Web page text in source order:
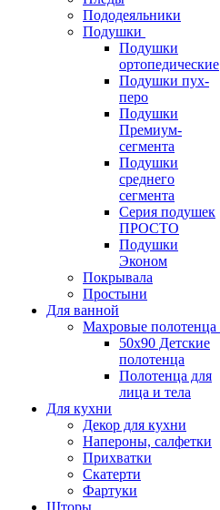
Пододеяльники
Подушки
Подушки
ортопедические
Подушки пух-
перо
Подушки
Премиум-
сегмента
Подушки
среднего
сегмента
Серия подушек
ПРОСТО
Подушки
Эконом
Покрывала
Простыни
Для ванной
Махровые полотенца
50х90 Детские
полотенца
Полотенца для
лица и тела
Для кухни
Декор для кухни
Напероны, салфетки
Прихватки
Скатерти
Фартуки
Шторы